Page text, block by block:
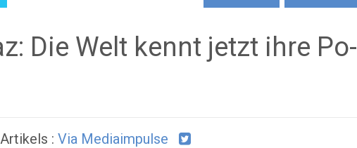
Die Welt kennt jetzt ihre Po-
: Via Mediaimpulse